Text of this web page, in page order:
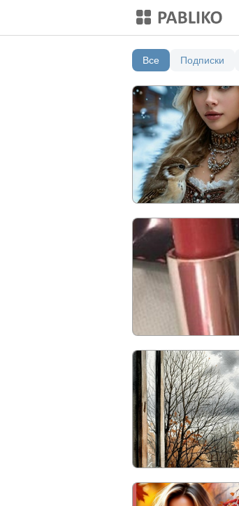
Все Подписки
всё месяц